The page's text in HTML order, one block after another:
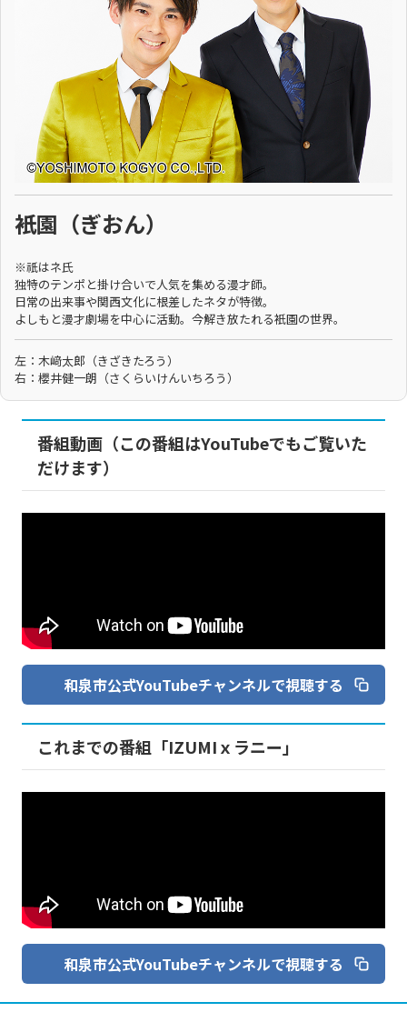
衹園（ぎおん）
※祇はネ氏
独特のテンポと掛け合いで人気を集める漫才師。
日常の出来事や関西文化に根差したネタが特徴。
よしもと漫才劇場を中心に活動。今解き放たれる衹園の世界。
左：木﨑太郎（きざきたろう）
右：櫻井健一朗（さくらいけんいちろう）
番組動画（この番組はYouTubeでもご覧いた
だけます）
和泉市公式YouTubeチャンネルで視聴する
これまでの番組「IZUMIｘラニー」
和泉市公式YouTubeチャンネルで視聴する